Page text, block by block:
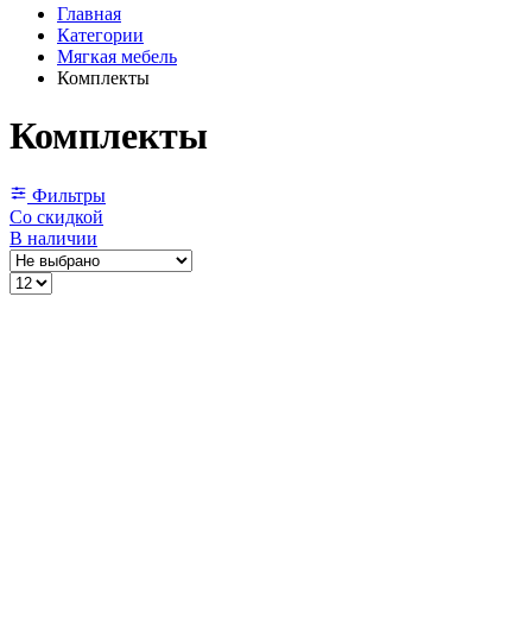
Главная
Категории
Мягкая мебель
Комплекты
Комплекты
Фильтры
Со скидкой
В наличии